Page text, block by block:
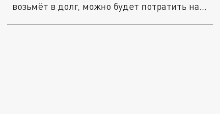
возьмёт в долг, можно будет потратить на...